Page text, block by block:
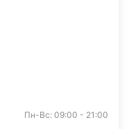
Пн-Вс: 09:00 - 21:00